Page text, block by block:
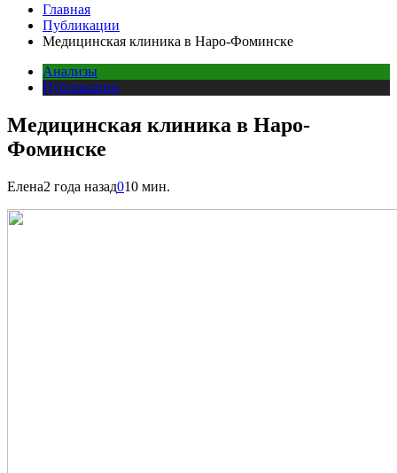
Главная
Публикации
Медицинская клиника в Наро-Фоминске
Анализы
Публикации
Медицинская клиника в Наро-
Фоминске
Елена2 года назад010 мин.